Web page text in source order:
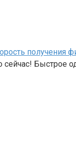
получения
Быстрое